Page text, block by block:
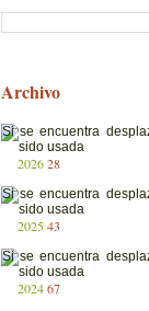
Archivo
202628
202543
202467